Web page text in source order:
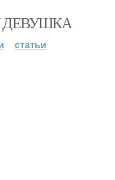
ДЕВУШКА
статьи